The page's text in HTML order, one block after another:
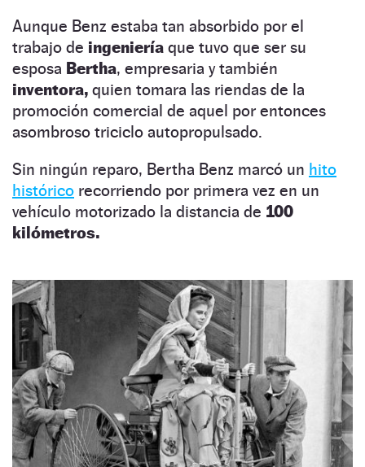
Aunque Benz estaba tan absorbido por el
trabajo de ingeniería que tuvo que ser su
esposa Bertha, empresaria y también
inventora, quien tomara las riendas de la
promoción comercial de aquel por entonces
asombroso triciclo autopropulsado.
Sin ningún reparo, Bertha Benz marcó un hito
histórico recorriendo por primera vez en un
vehículo motorizado la distancia de 100
kilómetros.